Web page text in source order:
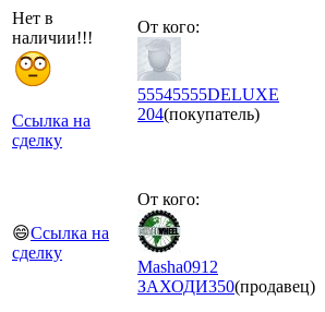
Нет в
наличии!!!
Ссылка на
сделку
От кого:
55545555DELUXE
204(покупатель)
😄Ссылка на
сделку
От кого:
Masha0912
ЗАХОДИ350(продавец)